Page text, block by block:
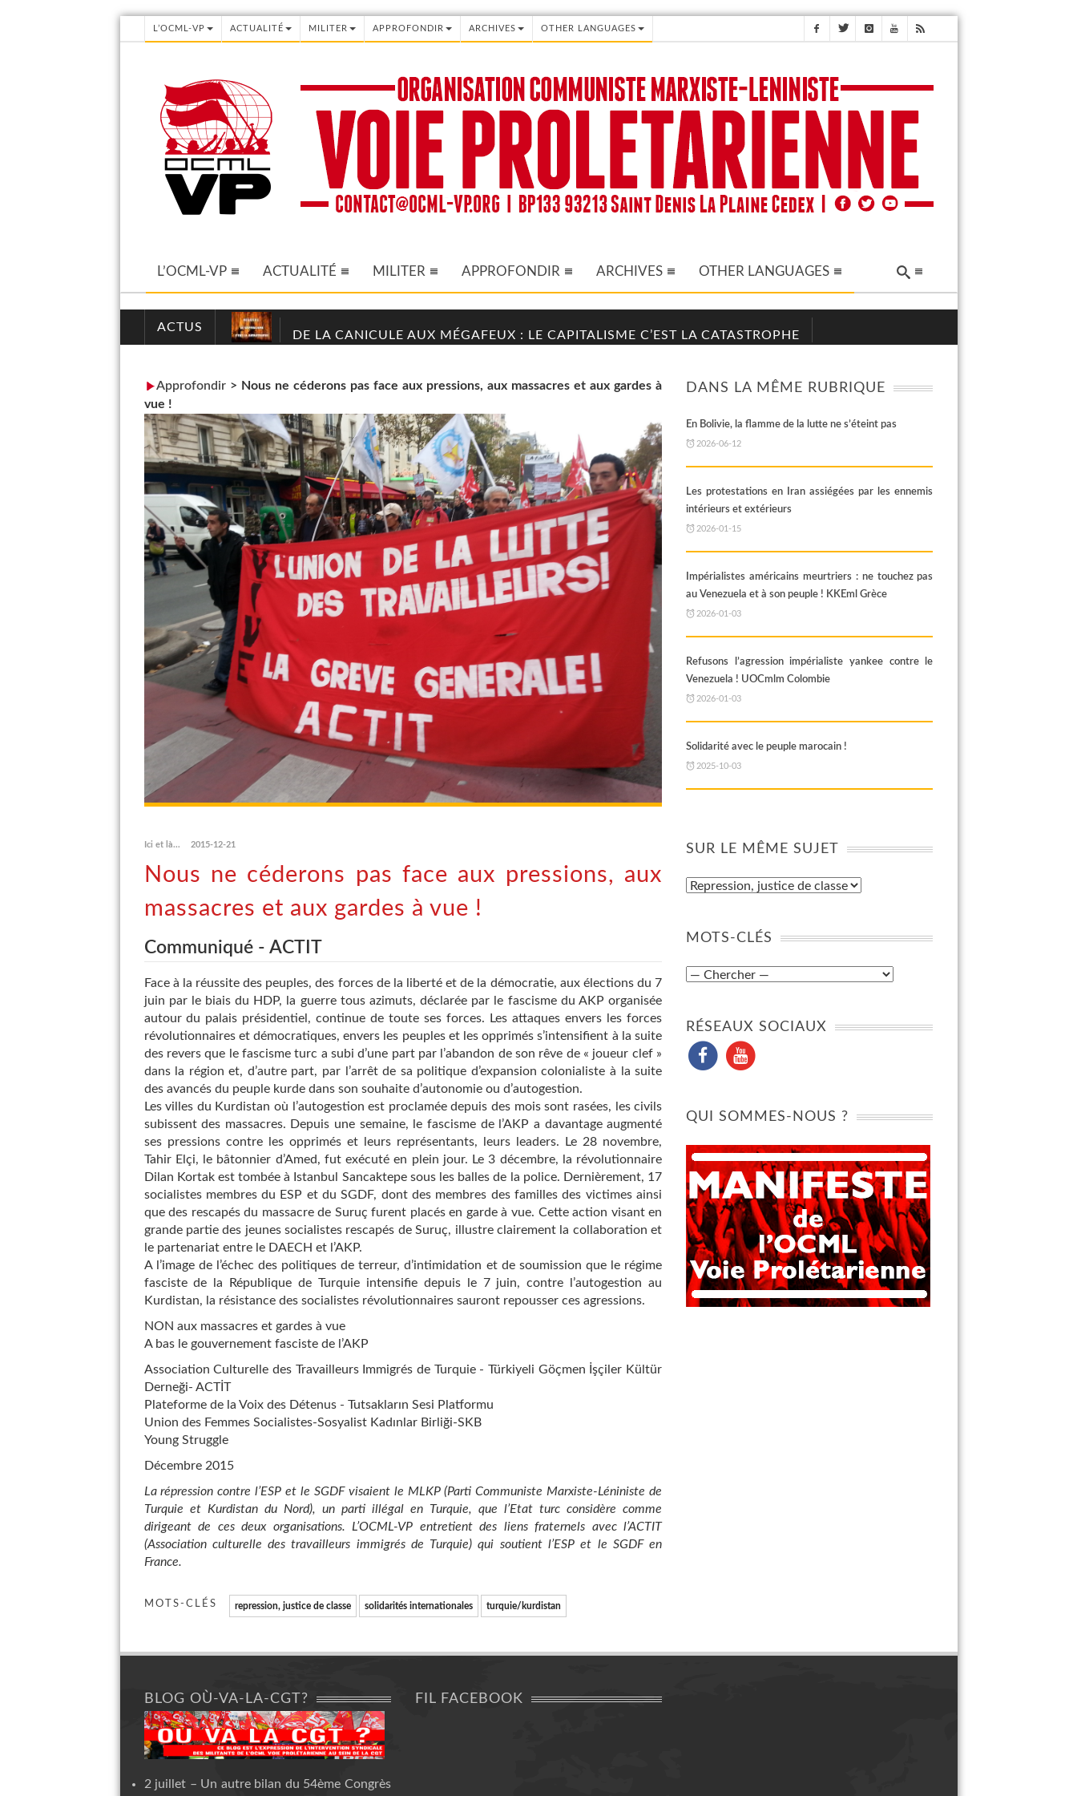
L’OCML-VP ACTUALITÉ MILITER APPROFONDIR ARCHIVES OTHER LANGUAGES
L’OCML-VP ACTUALITÉ MILITER APPROFONDIR ARCHIVES OTHER LANGUAGES
ACTUS
DE LA CANICULE AUX MÉGAFEUX : LE CAPITALISME C’EST LA CATASTROPHE
Approfondir> Nous ne céderons pas face aux pressions, aux massacres et aux gardes à
vue !
Ici et là... 2015-12-21
Nous ne céderons pas face aux pressions, aux
massacres et aux gardes à vue !
Communiqué - ACTIT
Face à la réussite des peuples, des forces de la liberté et de la démocratie, aux élections du 7
juin par le biais du HDP, la guerre tous azimuts, déclarée par le fascisme du AKP organisée
autour du palais présidentiel, continue de toute ses forces. Les attaques envers les forces
révolutionnaires et démocratiques, envers les peuples et les opprimés s’intensifient à la suite
des revers que le fascisme turc a subi d’une part par l’abandon de son rêve de « joueur clef »
dans la région et, d’autre part, par l’arrêt de sa politique d’expansion colonialiste à la suite
des avancés du peuple kurde dans son souhaite d’autonomie ou d’autogestion.
Les villes du Kurdistan où l’autogestion est proclamée depuis des mois sont rasées, les civils
subissent des massacres. Depuis une semaine, le fascisme de l’AKP a davantage augmenté
ses pressions contre les opprimés et leurs représentants, leurs leaders. Le 28 novembre,
Tahir Elçi, le bâtonnier d’Amed, fut exécuté en plein jour. Le 3 décembre, la révolutionnaire
Dilan Kortak est tombée à Istanbul Sancaktepe sous les balles de la police. Dernièrement, 17
socialistes membres du ESP et du SGDF, dont des membres des familles des victimes ainsi
que des rescapés du massacre de Suruç furent placés en garde à vue. Cette action visant en
grande partie des jeunes socialistes rescapés de Suruç, illustre clairement la collaboration et
le partenariat entre le DAECH et l’AKP.
A l’image de l’échec des politiques de terreur, d’intimidation et de soumission que le régime
fasciste de la République de Turquie intensifie depuis le 7 juin, contre l’autogestion au
Kurdistan, la résistance des socialistes révolutionnaires sauront repousser ces agressions.
NON aux massacres et gardes à vue
A bas le gouvernement fasciste de l’AKP
Association Culturelle des Travailleurs Immigrés de Turquie - Türkiyeli Göçmen İşçiler Kültür
Derneği- ACTİT
Plateforme de la Voix des Détenus - Tutsakların Sesi Platformu
Union des Femmes Socialistes-Sosyalist Kadınlar Birliği-SKB
Young Struggle
Décembre 2015
La répression contre l’ESP et le SGDF visaient le MLKP (Parti Communiste Marxiste-Léniniste de
Turquie et Kurdistan du Nord), un parti illégal en Turquie, que l’Etat turc considère comme
dirigeant de ces deux organisations. L’OCML-VP entretient des liens fraternels avec l’ACTIT
(Association culturelle des travailleurs immigrés de Turquie) qui soutient l’ESP et le SGDF en
France.
MOTS-CLÉS repression, justice de classe solidarités internationales turquie/kurdistan
DANS LA MÊME RUBRIQUE
En Bolivie, la flamme de la lutte ne s’éteint pas
2026-06-12
Les protestations en Iran assiégées par les ennemis
intérieurs et extérieurs
2026-01-15
Impérialistes américains meurtriers : ne touchez pas
au Venezuela et à son peuple ! KKEml Grèce
2026-01-03
Refusons l’agression impérialiste yankee contre le
Venezuela ! UOCmlm Colombie
2026-01-03
Solidarité avec le peuple marocain !
2025-10-03
SUR LE MÊME SUJET
MOTS-CLÉS
RÉSEAUX SOCIAUX
QUI SOMMES-NOUS ?
BLOG OÙ-VA-LA-CGT?
2 juillet – Un autre bilan du 54ème Congrès
FIL FACEBOOK